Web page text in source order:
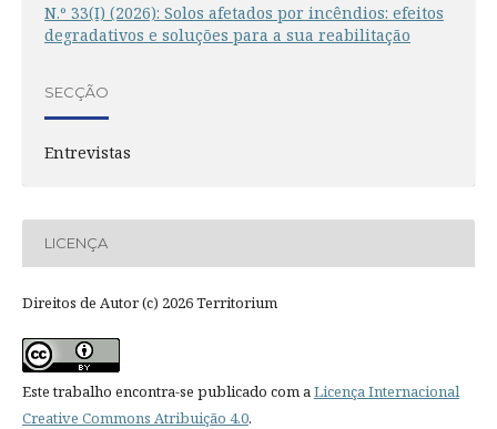
N.º 33(I) (2026): Solos afetados por incêndios: efeitos
degradativos e soluções para a sua reabilitação
SECÇÃO
Entrevistas
LICENÇA
Direitos de Autor (c) 2026 Territorium
Este trabalho encontra-se publicado com aLicença Internacional
Creative Commons Atribuição 4.0.